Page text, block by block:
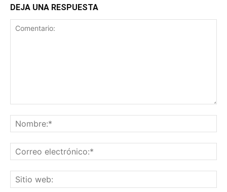
DEJA UNA RESPUESTA